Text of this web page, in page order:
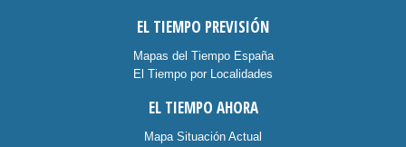
EL TIEMPO PREVISIÓN
Mapas del Tiempo España
El Tiempo por Localidades
EL TIEMPO AHORA
Mapa Situación Actual